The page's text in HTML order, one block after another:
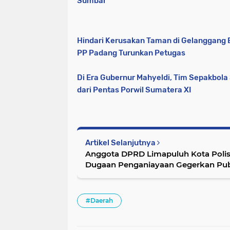
Hindari Kerusakan Taman di Gelanggang
PP Padang Turunkan Petugas
Di Era Gubernur Mahyeldi, Tim
dari Pentas Porwil Sumatera XI
Artikel Selanjutnya
Anggota DPRD Limapuluh Kota
Dugaan Penganiayaan Gegerkan
#Daerah